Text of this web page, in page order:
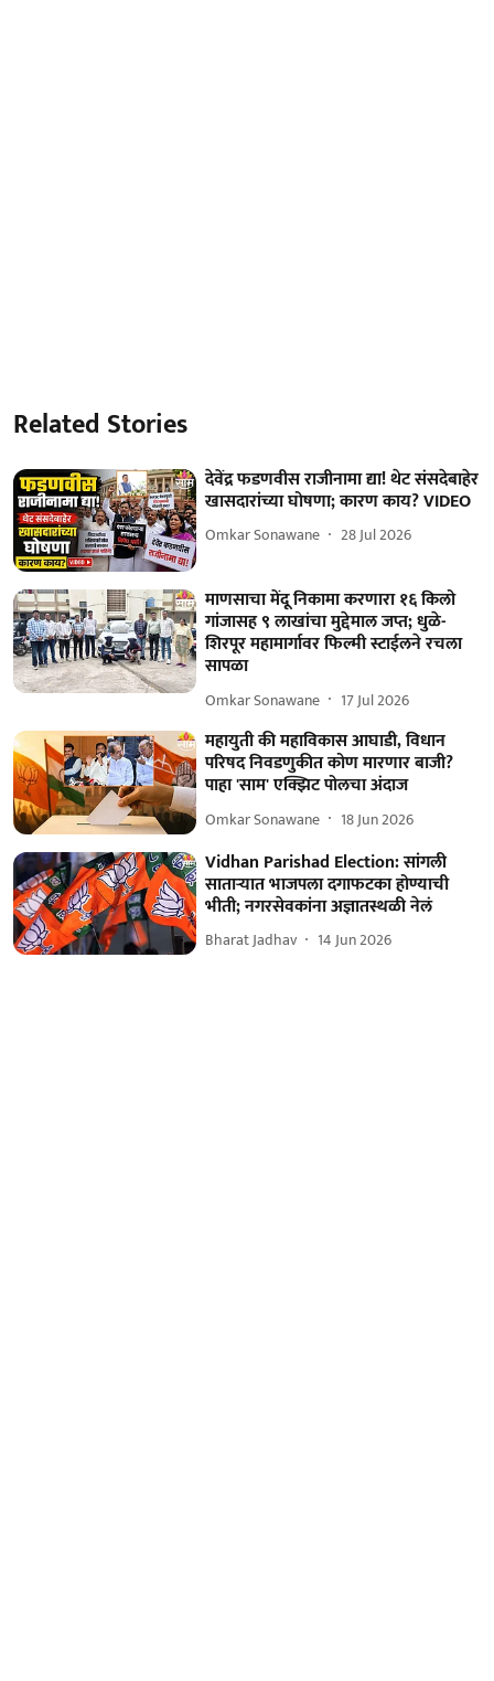
Related Stories
देवेंद्र फडणवीस राजीनामा द्या! थेट संसदेबाहेर
खासदारांच्या घोषणा; कारण काय? VIDEO
Omkar Sonawane 28 Jul 2026
माणसाचा मेंदू निकामा करणारा १६ किलो
गांजासह ९ लाखांचा मुद्देमाल जप्त; धुळे-
शिरपूर महामार्गावर फिल्मी स्टाईलने रचला
सापळा
Omkar Sonawane 17 Jul 2026
महायुती की महाविकास आघाडी, विधान
परिषद निवडणुकीत कोण मारणार बाजी?
पाहा 'साम' एक्झिट पोलचा अंदाज
Omkar Sonawane 18 Jun 2026
Vidhan Parishad Election: सांगली
साताऱ्यात भाजपला दगाफटका होण्याची
भीती; नगरसेवकांना अज्ञातस्थळी नेलं
Bharat Jadhav 14 Jun 2026